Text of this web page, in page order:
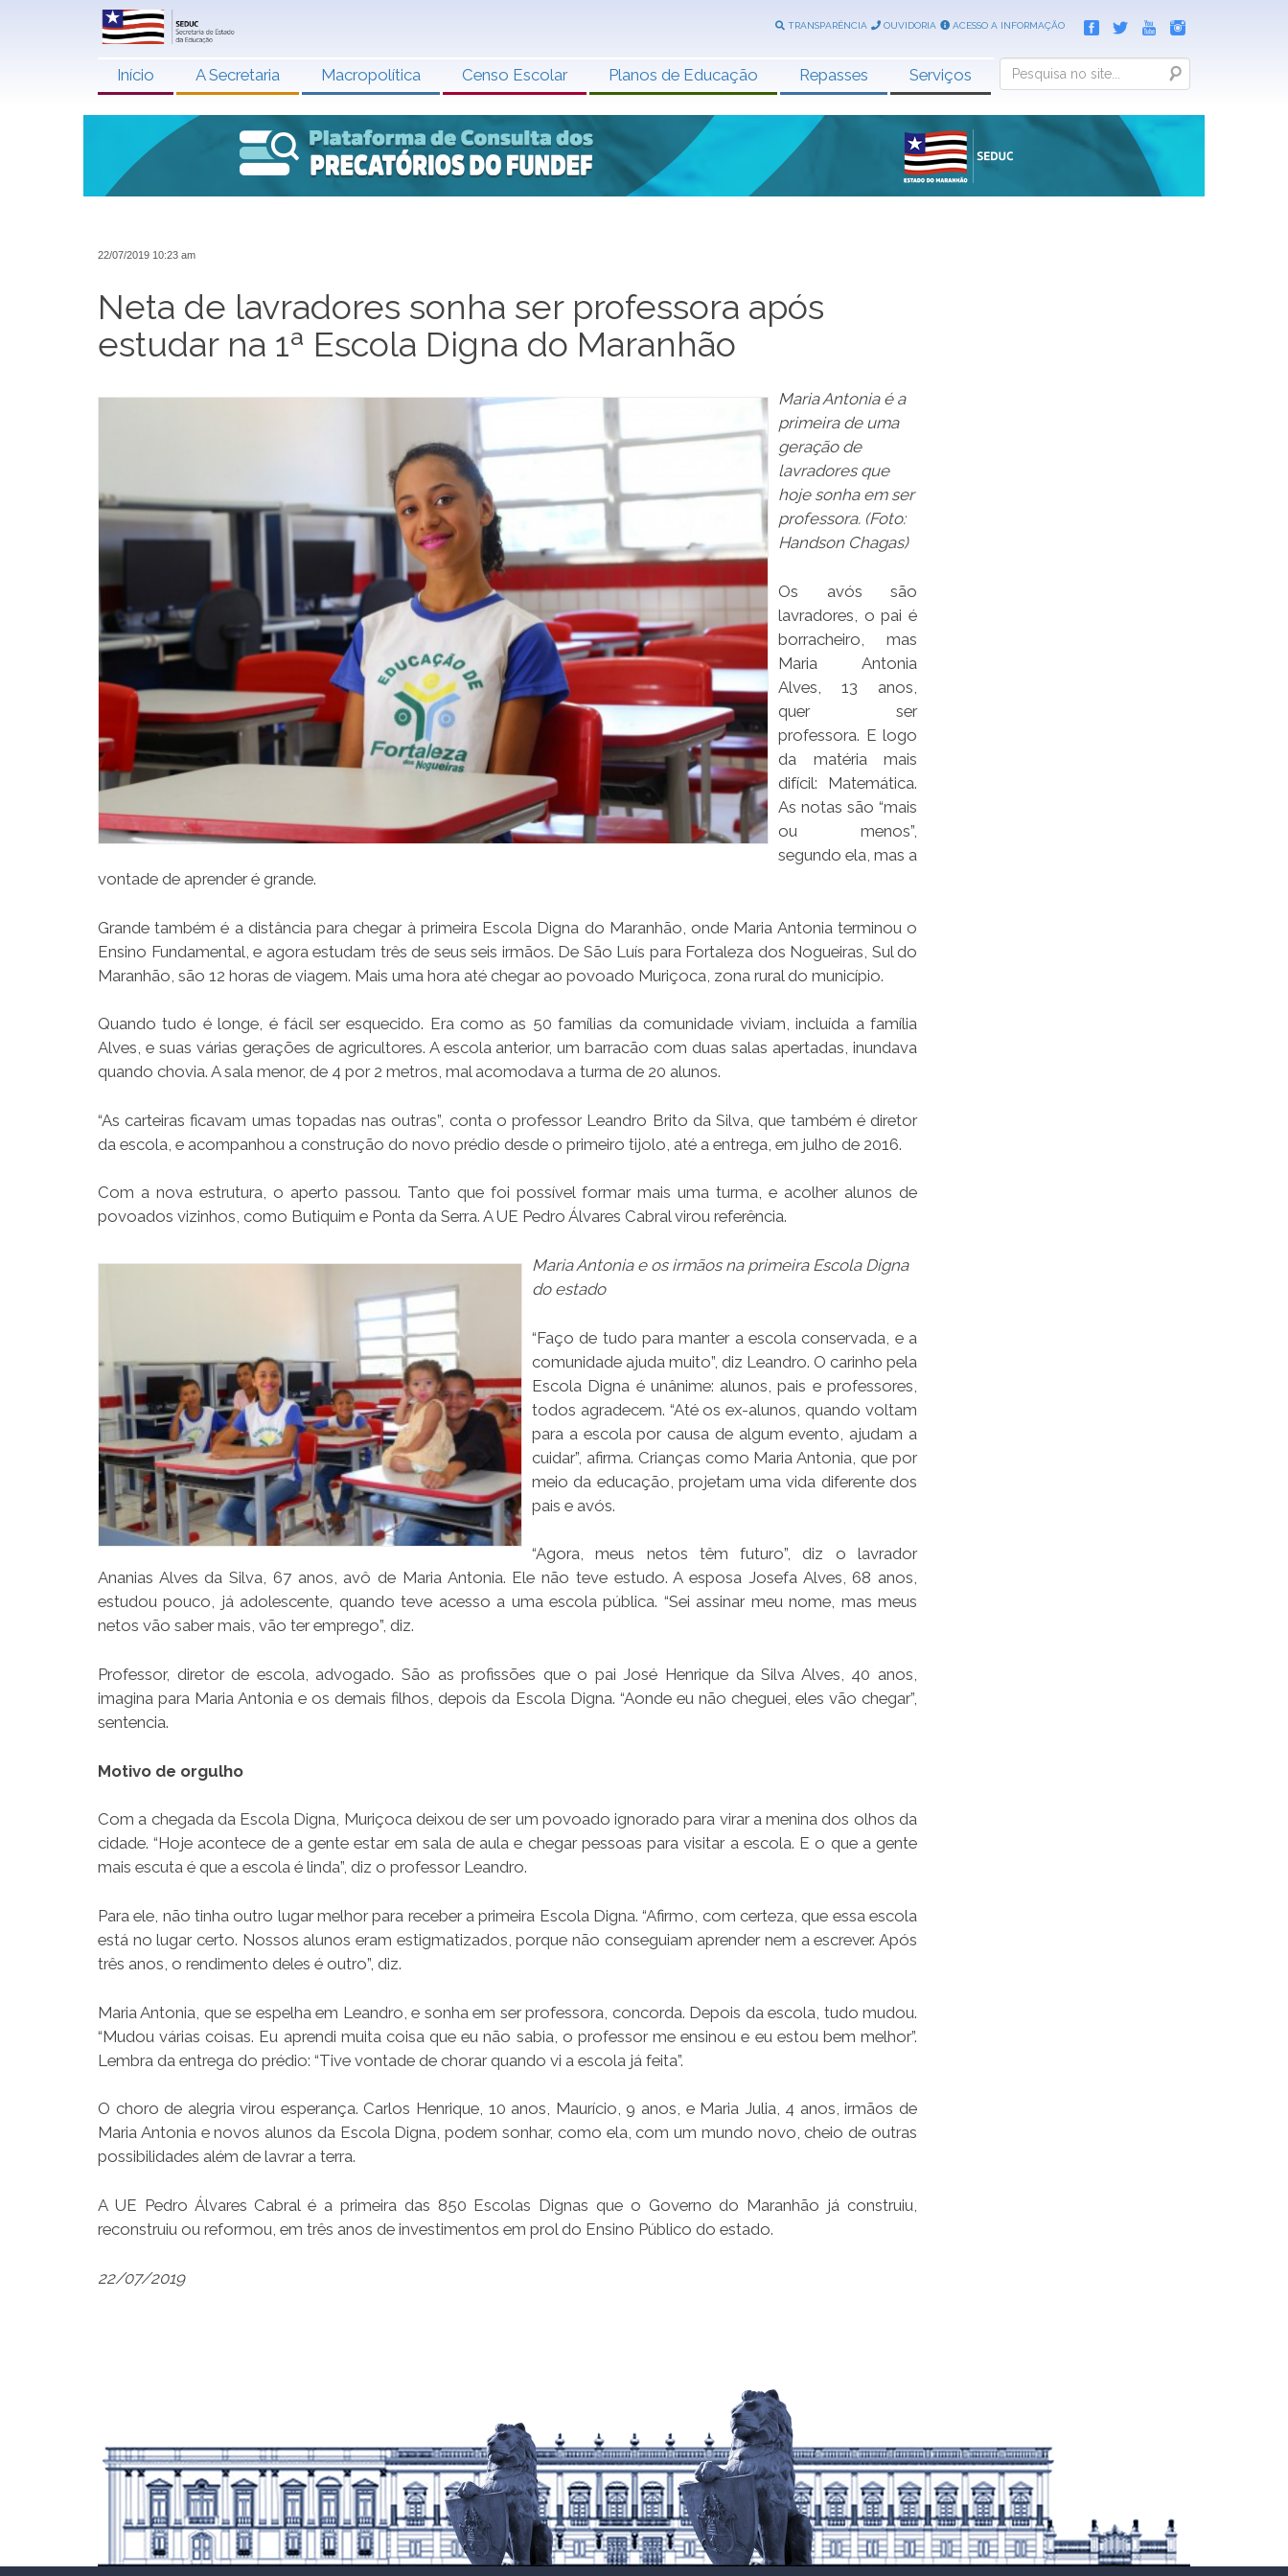
TRANSPARÊNCIA OUVIDORIA ACESSO A INFORMAÇÃO
Início A Secretaria Macropolítica Censo Escolar Planos de Educação Repasses Serviços Search
22/07/2019 10:23 am
Neta de lavradores sonha ser professora após
estudar na 1ª Escola Digna do Maranhão
Maria Antonia é a
primeira de uma
geração de
lavradores que
hoje sonha em ser
professora. (Foto:
Handson Chagas)
Os avós são
lavradores, o pai é
borracheiro, mas
Maria Antonia
Alves, 13 anos,
quer ser
professora. E logo
da matéria mais
difícil: Matemática.
As notas são “mais
ou menos”,
segundo ela, mas a
vontade de aprender é grande.
Grande também é a distância para chegar à primeira Escola Digna do Maranhão, onde Maria Antonia terminou o
Ensino Fundamental, e agora estudam três de seus seis irmãos. De São Luís para Fortaleza dos Nogueiras, Sul do
Maranhão, são 12 horas de viagem. Mais uma hora até chegar ao povoado Muriçoca, zona rural do município.
Quando tudo é longe, é fácil ser esquecido. Era como as 50 famílias da comunidade viviam, incluída a família
Alves, e suas várias gerações de agricultores. A escola anterior, um barracão com duas salas apertadas, inundava
quando chovia. A sala menor, de 4 por 2 metros, mal acomodava a turma de 20 alunos.
“As carteiras ficavam umas topadas nas outras”, conta o professor Leandro Brito da Silva, que também é diretor
da escola, e acompanhou a construção do novo prédio desde o primeiro tijolo, até a entrega, em julho de 2016.
Com a nova estrutura, o aperto passou. Tanto que foi possível formar mais uma turma, e acolher alunos de
povoados vizinhos, como Butiquim e Ponta da Serra. A UE Pedro Álvares Cabral virou referência.
Maria Antonia e os irmãos na primeira Escola Digna
do estado
“Faço de tudo para manter a escola conservada, e a
comunidade ajuda muito”, diz Leandro. O carinho pela
Escola Digna é unânime: alunos, pais e professores,
todos agradecem. “Até os ex-alunos, quando voltam
para a escola por causa de algum evento, ajudam a
cuidar”, afirma. Crianças como Maria Antonia, que por
meio da educação, projetam uma vida diferente dos
pais e avós.
“Agora, meus netos têm futuro”, diz o lavrador
Ananias Alves da Silva, 67 anos, avô de Maria Antonia. Ele não teve estudo. A esposa Josefa Alves, 68 anos,
estudou pouco, já adolescente, quando teve acesso a uma escola pública. “Sei assinar meu nome, mas meus
netos vão saber mais, vão ter emprego”, diz.
Professor, diretor de escola, advogado. São as profissões que o pai José Henrique da Silva Alves, 40 anos,
imagina para Maria Antonia e os demais filhos, depois da Escola Digna. “Aonde eu não cheguei, eles vão chegar”,
sentencia.
Motivo de orgulho
Com a chegada da Escola Digna, Muriçoca deixou de ser um povoado ignorado para virar a menina dos olhos da
cidade. “Hoje acontece de a gente estar em sala de aula e chegar pessoas para visitar a escola. E o que a gente
mais escuta é que a escola é linda”, diz o professor Leandro.
Para ele, não tinha outro lugar melhor para receber a primeira Escola Digna. “Afirmo, com certeza, que essa escola
está no lugar certo. Nossos alunos eram estigmatizados, porque não conseguiam aprender nem a escrever. Após
três anos, o rendimento deles é outro”, diz.
Maria Antonia, que se espelha em Leandro, e sonha em ser professora, concorda. Depois da escola, tudo mudou.
“Mudou várias coisas. Eu aprendi muita coisa que eu não sabia, o professor me ensinou e eu estou bem melhor”.
Lembra da entrega do prédio: “Tive vontade de chorar quando vi a escola já feita”.
O choro de alegria virou esperança. Carlos Henrique, 10 anos, Maurício, 9 anos, e Maria Julia, 4 anos, irmãos de
Maria Antonia e novos alunos da Escola Digna, podem sonhar, como ela, com um mundo novo, cheio de outras
possibilidades além de lavrar a terra.
A UE Pedro Álvares Cabral é a primeira das 850 Escolas Dignas que o Governo do Maranhão já construiu,
reconstruiu ou reformou, em três anos de investimentos em prol do Ensino Público do estado.
22/07/2019